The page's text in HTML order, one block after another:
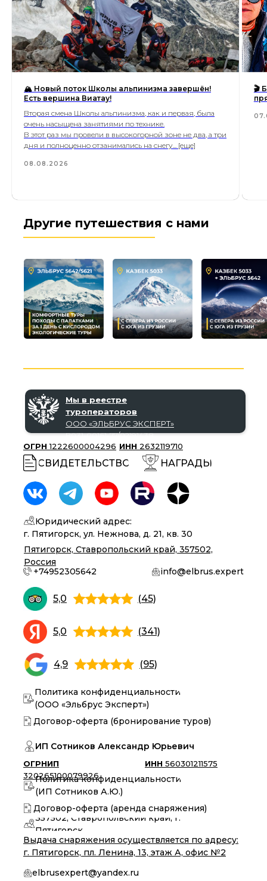
🏔 Новый поток Школы альпинизма завершён!
Есть вершина Виатау!
Вторая смена Школы альпинизма, как и первая, была
очень насыщена занятиями по технике.
В этот раз мы провели в высокогорной зоне не два, а три
дня и полноценно отзанимались на снегу... [еще]
08.08.2026
🎬
Другие путешествия с нами
Политика конфиденциальности
(ООО «Эльбрус Эксперт»)
Политика конфиденциальности
(ИП Сотников А.Ю.)
СВИДЕТЕЛЬСТВО
ОГРНИП
320265100079926
ИНН 560301211575
ОГРН 1222600004296 ИНН 2632119710
НАГРАДЫ
ИП Сотников Александр Юрьевич
Договор-оферта (аренда снаряжения)
Договор-оферта (бронирование туров)
Выдача снаряжения осуществляется по адресу:
г. Пятигорск, пл. Ленина, 13, этаж А, офис №2
elbrusexpert@yandex.ru
Пятигорск, Ставропольский край, 357502,
Россия
info@elbrus.expert
357502, Ставропольский край, г.
Пятигорск
Юридический адрес:
г. Пятигорск, ул. Нежнова, д. 21, кв. 30
+74952305642
5,0 (45)
5,0 (341)
4,9 (95)
Мы в реестре
туроператоров
ООО «‎ЭЛЬБРУС ЭКСПЕРТ»‎
В031-00161-77/02191438